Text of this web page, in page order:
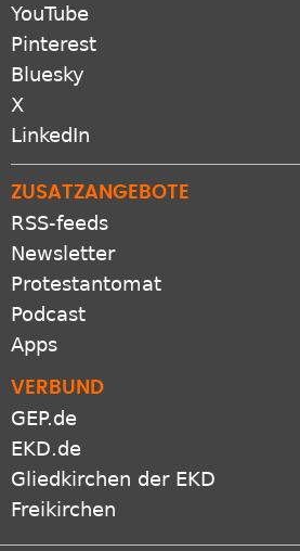
YouTube
Pinterest
Bluesky
X
LinkedIn
ZUSATZANGEBOTE
RSS-feeds
Newsletter
Protestantomat
Podcast
Apps
VERBUND
GEP.de
EKD.de
Gliedkirchen der EKD
Freikirchen